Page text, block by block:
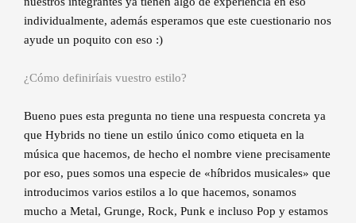
individualmente, además esperamos que este cuestionario nos
ayude un poquito con eso :)
¿Cómo definiríais vuestro estilo?
Bueno pues esta pregunta no tiene una respuesta concreta ya
que Hybrids no tiene un estilo único como etiqueta en la
música que hacemos, de hecho el nombre viene precisamente
por eso, pues somos una especie de «híbridos musicales» que
introducimos varios estilos a lo que hacemos, sonamos
mucho a Metal, Grunge, Rock, Punk e incluso Pop y estamos